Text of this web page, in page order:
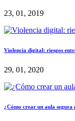
23, 01, 2019
Violencia digital: riesgos
29, 01, 2020
¿Cómo crear un aula segura